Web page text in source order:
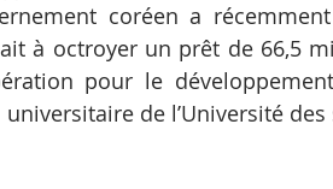
coréen a
à octroyer un prêt de 66,5
pour le
universitaire de l’Université